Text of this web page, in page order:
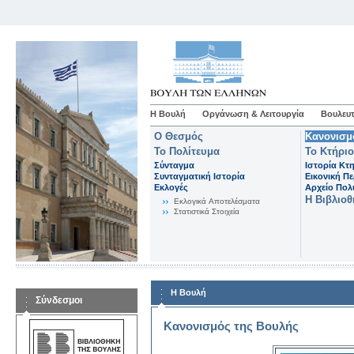
Η Βουλή Οργάνωση & Λειτουργία
Ο Θεσμός
Το Πολίτευμα
Σύνταγμα
Συνταγματική Ιστορία
Εκλογές
Eκλογικά Aποτελέσματα
Στατιστικά Στοιχεία
Το Κτήριο
Ιστορία
Εικονική
Αρχείο
Η
Σύνδεσμοι
Η Βουλή
Κανονισμός της Βουλής